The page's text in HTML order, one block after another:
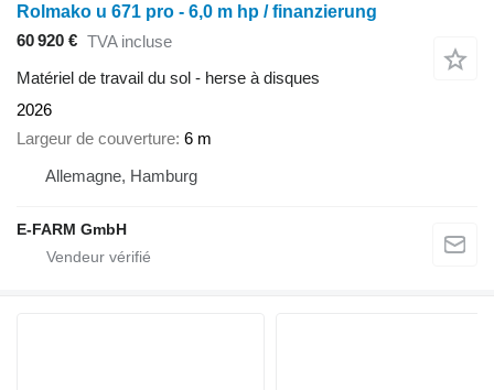
Rolmako u 671 pro - 6,0 m hp / finanzierung
60 920 € TVA incluse
Matériel de travail du sol - herse à disques
2026
Largeur de couverture 6 m
Allemagne, Hamburg
E-FARM GmbH